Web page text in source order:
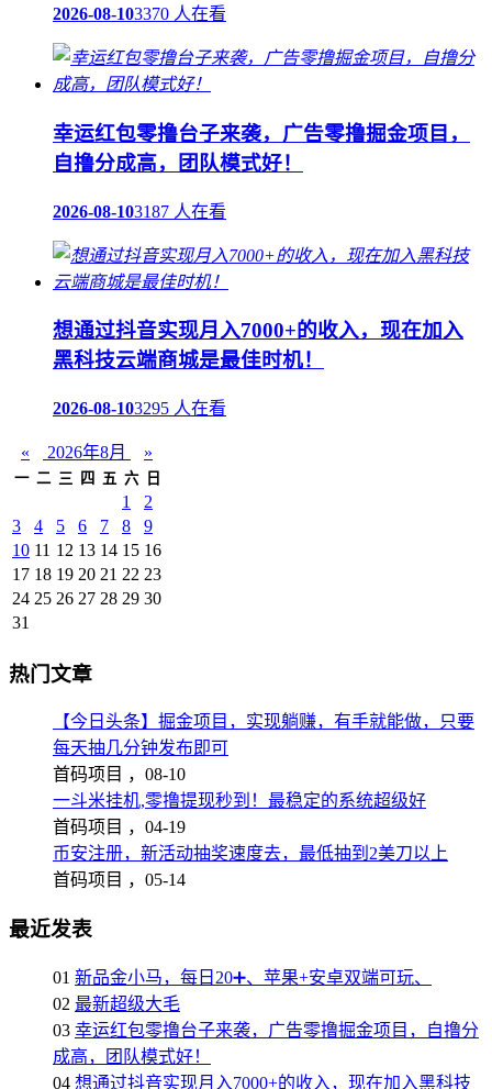
2026-08-103370 人在看
幸运红包零撸台子来袭，广告零撸掘金项目，
自撸分成高，团队模式好！
2026-08-103187 人在看
想通过抖音实现月入7000+的收入，现在加入
黑科技云端商城是最佳时机！
2026-08-103295 人在看
« 2026年8月 »
一 二 三 四 五 六 日
1
2
3
4 5 6 7 8
9
10 11 12 13 14 15 16
17 18 19 20 21 22 23
24 25 26 27 28 29 30
31
热门文章
【今日头条】掘金项目，实现躺赚，有手就能做，只要
每天抽几分钟发布即可
首码项目 ， 08-10
一斗米挂机,零撸提现秒到！最稳定的系统超级好
首码项目 ， 04-19
币安注册，新活动抽奖速度去，最低抽到2美刀以上
首码项目 ， 05-14
最近发表
01 新品金小马，每日20➕、苹果+安卓双端可玩、
02 最新超级大毛
03 幸运红包零撸台子来袭，广告零撸掘金项目，自撸分
成高，团队模式好！
04 想通过抖音实现月入7000+的收入，现在加入黑科技